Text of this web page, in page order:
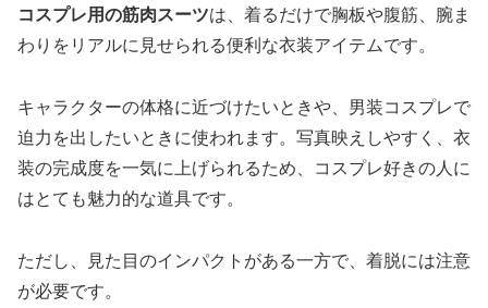
コスプレ用の筋肉スーツは、着るだけで胸板や腹筋、腕ま
わりをリアルに見せられる便利な衣装アイテムです。
キャラクターの体格に近づけたいときや、男装コスプレで
迫力を出したいときに使われます。写真映えしやすく、衣
装の完成度を一気に上げられるため、コスプレ好きの人に
はとても魅力的な道具です。
ただし、見た目のインパクトがある一方で、着脱には注意
が必要です。